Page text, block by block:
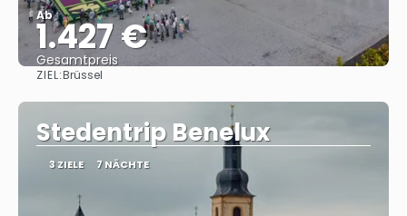
Ab
1.427 €
Gesamtpreis
ZIEL:Brüssel
Stedentrip Benelux
3 ZIELE 7 NÄCHTE